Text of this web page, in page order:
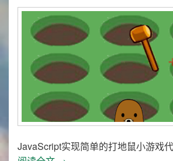
JavaScript实现简单的打地鼠小游戏